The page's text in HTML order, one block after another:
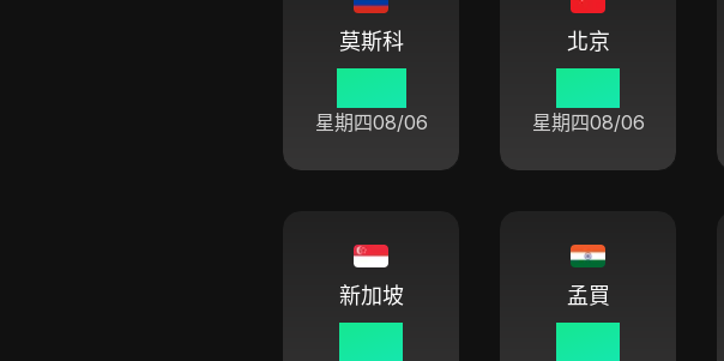
莫斯科
星期四08/06
北京
星期四08/06
新加坡 孟買